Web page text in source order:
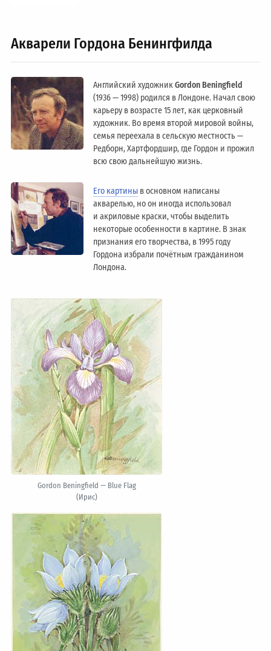
Акварели Гордона Бенингфилда
Английский художникGordon Beningfield
(1936 — 1998) родился в Лондоне. Начал свою
карьеру в возрасте 15 лет, как церковный
художник. Во время второй мировой войны,
семья переехала в сельскую местность —
Редборн, Хартфордшир, где Гордон и прожил
всю свою дальнейшую жизнь.
Его картины в основном написаны
акварелью, но он иногда использовал
и акриловые краски, чтобы выделить
некоторые особенности в картине. В знак
признания его творчества, в 1995 году
Гордона избрали почётным гражданином
Лондонa.
Gordon Beningfield — Blue Flag
(Ирис)